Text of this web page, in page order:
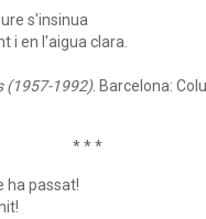
s'insinua
i en l'aigua clara.
(1957-1992). Barcelona:
* * *
ha passat!